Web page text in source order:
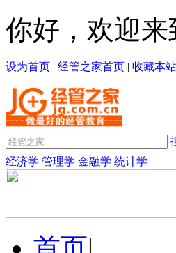
你好，欢迎来
设为首页 | 经管之家首页 | 收藏本站
经济学 管理学 金融学 统计学